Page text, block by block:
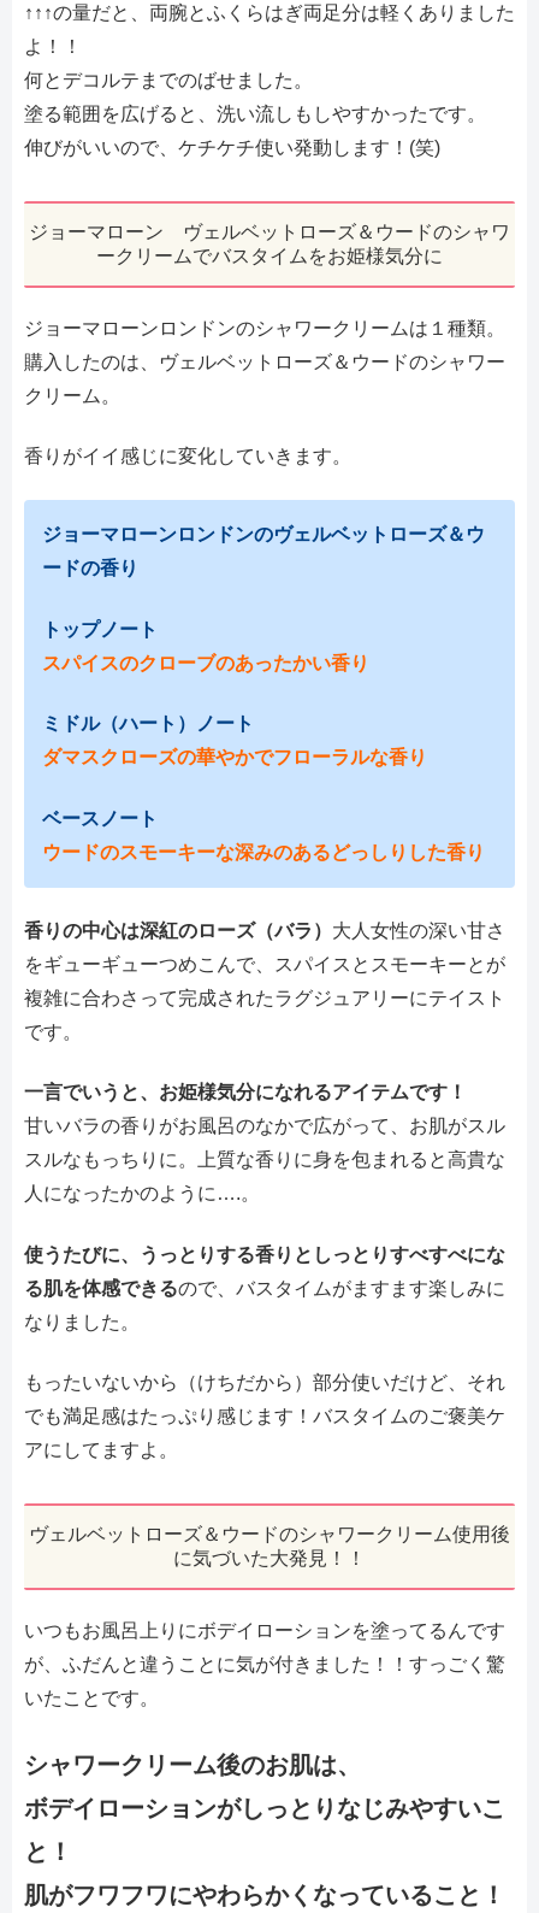
↑↑↑の量だと、両腕とふくらはぎ両足分は軽くありました
よ！！
何とデコルテまでのばせました。
塗る範囲を広げると、洗い流しもしやすかったです。
伸びがいいので、ケチケチ使い発動します！(笑)
ジョーマローン ヴェルベットローズ＆ウードのシャワ
ークリームでバスタイムをお姫様気分に
ジョーマローンロンドンのシャワークリームは１種類。
購入したのは、ヴェルベットローズ＆ウードのシャワー
クリーム。
香りがイイ感じに変化していきます。
ジョーマローンロンドンのヴェルベットローズ＆ウ
ードの香り
トップノート
スパイスのクローブのあったかい香り
ミドル（ハート）ノート
ダマスクローズの華やかでフローラルな香り
ベースノート
ウードのスモーキーな深みのあるどっしりした香り
香りの中心は深紅のローズ（バラ） 大人女性の深い甘さ
をギューギューつめこんで、スパイスとスモーキーとが
複雑に合わさって完成されたラグジュアリーにテイスト
です。
一言でいうと、お姫様気分になれるアイテムです！
甘いバラの香りがお風呂のなかで広がって、お肌がスル
スルなもっちりに。上質な香りに身を包まれると高貴な
人になったかのように….。
使うたびに、うっとりする香りとしっとりすべすべにな
る肌を体感できるので、バスタイムがますます楽しみに
なりました。
もったいないから（けちだから）部分使いだけど、それ
でも満足感はたっぷり感じます！バスタイムのご褒美ケ
アにしてますよ。
ヴェルベットローズ＆ウードのシャワークリーム使用後
に気づいた大発見！！
いつもお風呂上りにボデイローションを塗ってるんです
が、ふだんと違うことに気が付きました！！すっごく驚
いたことです。
シャワークリーム後のお肌は、
ボデイローションがしっとりなじみやすいこ
と！
肌がフワフワにやわらかくなっていること！